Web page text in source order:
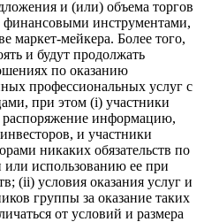
и (или) объема торгов
инструментами,
маркет-мейкера. Более того,
и будут продолжать
по оказанию
профессиональных услуг с
при этом (i) участники
распоряжение информацию,
и участники
никаких обязательств по
использованию ее при
(ii) условия оказания услуг и
группы за оказание таких
от условий и размера